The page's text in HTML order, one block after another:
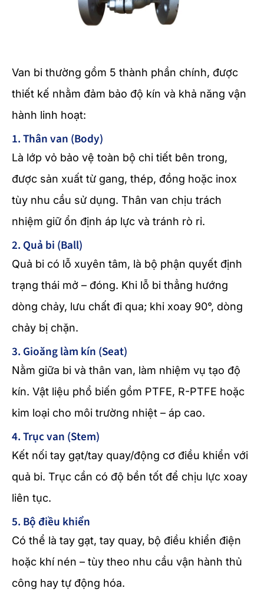
Van bi thường gồm 5 thành phần chính, được
thiết kế nhằm đảm bảo độ kín và khả năng vận
hành linh hoạt:
1. Thân van (Body)
Là lớp vỏ bảo vệ toàn bộ chi tiết bên trong,
được sản xuất từ gang, thép, đồng hoặc inox
tùy nhu cầu sử dụng. Thân van chịu trách
nhiệm giữ ổn định áp lực và tránh rò rỉ.
2. Quả bi (Ball)
Quả bi có lỗ xuyên tâm, là bộ phận quyết định
trạng thái mở – đóng. Khi lỗ bi thẳng hướng
dòng chảy, lưu chất đi qua; khi xoay 90°, dòng
chảy bị chặn.
3. Gioăng làm kín (Seat)
Nằm giữa bi và thân van, làm nhiệm vụ tạo độ
kín. Vật liệu phổ biến gồm PTFE, R-PTFE hoặc
kim loại cho môi trường nhiệt – áp cao.
4. Trục van (Stem)
Kết nối tay gạt/tay quay/động cơ điều khiển với
quả bi. Trục cần có độ bền tốt để chịu lực xoay
liên tục.
5. Bộ điều khiển
Có thể là tay gạt, tay quay, bộ điều khiển điện
hoặc khí nén – tùy theo nhu cầu vận hành thủ
công hay tự động hóa.